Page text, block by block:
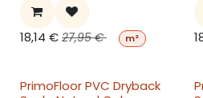
18,14 € 27,95€ m²
PrimoFloor PVC Dryback